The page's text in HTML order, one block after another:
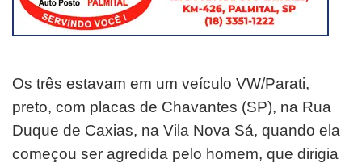
Os três estavam em um veículo VW/Parati,
preto, com placas de Chavantes (SP), na Rua
Duque de Caxias, na Vila Nova Sá, quando ela
começou ser agredida pelo homem, que dirigia